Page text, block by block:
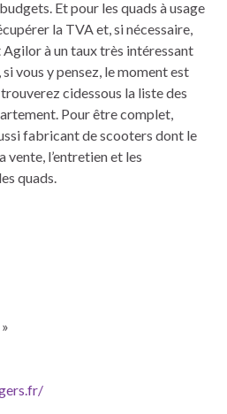
Et pour les quads à usage
la TVA et, si nécessaire,
à un taux très intéressant
vous y pensez, le moment est
cidessous la liste des
Pour être complet,
fabricant de scooters dont le
vente, l’entretien et les
quads.